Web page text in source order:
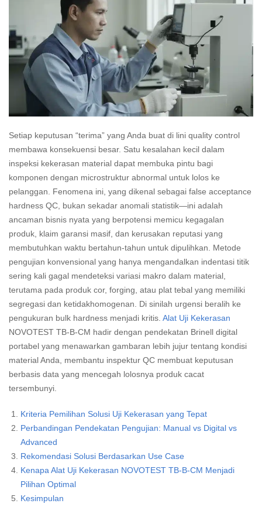
Setiap keputusan “terima” yang Anda buat di lini quality control
membawa konsekuensi besar. Satu kesalahan kecil dalam
inspeksi kekerasan material dapat membuka pintu bagi
komponen dengan microstruktur abnormal untuk lolos ke
pelanggan. Fenomena ini, yang dikenal sebagai false acceptance
hardness QC, bukan sekadar anomali statistik—ini adalah
ancaman bisnis nyata yang berpotensi memicu kegagalan
produk, klaim garansi masif, dan kerusakan reputasi yang
membutuhkan waktu bertahun-tahun untuk dipulihkan. Metode
pengujian konvensional yang hanya mengandalkan indentasi titik
sering kali gagal mendeteksi variasi makro dalam material,
terutama pada produk cor, forging, atau plat tebal yang memiliki
segregasi dan ketidakhomogenan. Di sinilah urgensi beralih ke
pengukuran bulk hardness menjadi kritis. Alat Uji Kekerasan
NOVOTEST TB-B-CM hadir dengan pendekatan Brinell digital
portabel yang menawarkan gambaran lebih jujur tentang kondisi
material Anda, membantu inspektur QC membuat keputusan
berbasis data yang mencegah lolosnya produk cacat
tersembunyi.
Kriteria Pemilihan Solusi Uji Kekerasan yang Tepat
Perbandingan Pendekatan Pengujian: Manual vs Digital vs
Advanced
Rekomendasi Solusi Berdasarkan Use Case
Kenapa Alat Uji Kekerasan NOVOTEST TB-B-CM Menjadi
Pilihan Optimal
Kesimpulan